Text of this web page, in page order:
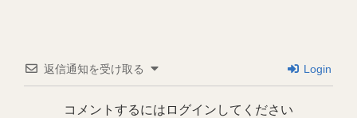
返信通知を受け取る Login
コメントするにはログインしてください